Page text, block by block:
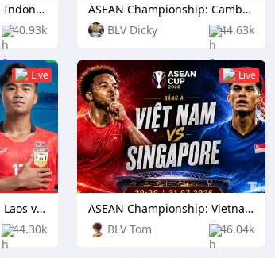
40.93k
ASEAN Championship: Indonesia vs Vietnam
BLV Dicky 44.63k
ASEAN Championship: Cambodia vs Timor Leste
Live
44.30k
ASEAN Championship: Laos vs Philippines
Live
BLV Tom 46.04k
ASEAN Championship: Vietnam vs Singapore